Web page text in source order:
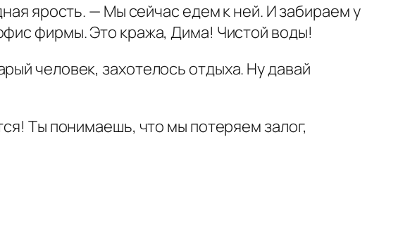
ярость. — Мы сейчас едем к ней. И забираем у
фирмы. Это кража, Дима! Чистой воды!
человек, захотелось отдыха. Ну давай
Ты понимаешь, что мы потеряем залог,